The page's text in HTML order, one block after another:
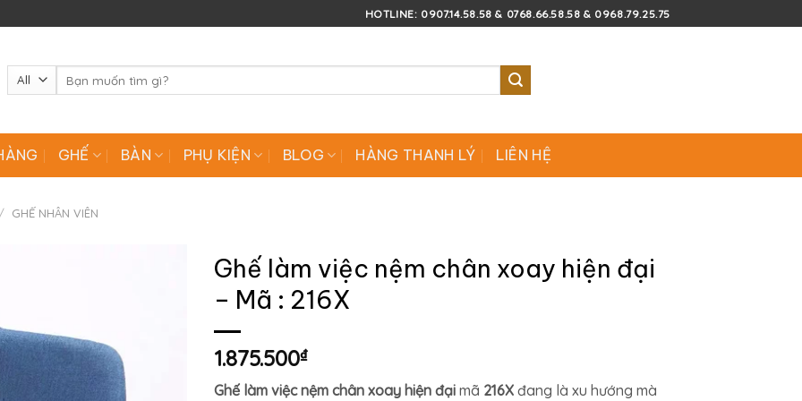
HOTLINE: 0907.14.58.58 & 0768.66.58.58 & 0968.79.25.75
kiếm:
GHẾ BÀN PHỤ KIỆN BLOG HÀNG THANH LÝ LIÊN HỆ
/ GHẾ NHÂN VIÊN
Ghế làm việc nệm chân xoay hiện đại
– Mã : 216X
1.875.500₫
Ghế làm việc nệm chân xoay hiện đại mã 216X đang là xu hướng mà